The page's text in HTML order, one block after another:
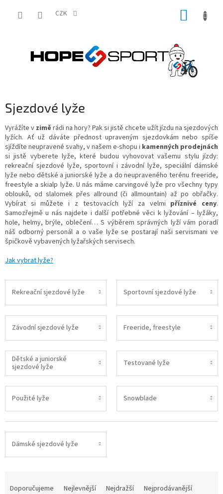
CZK
Sjezdové lyže
Vyrážíte v zimě rádi na hory? Pak si jistě chcete užít jízdu na sjezdových
lyžích. Ať už dáváte přednost upraveným sjezdovkám nebo spíše
sjíždíte neupravené svahy, v našem e-shopu i kamenných prodejnách
si jistě vyberete lyže, které budou vyhovovat vašemu stylu jízdy:
rekreační sjezdové lyže, sportovní i závodní lyže, speciální dámské
lyže nebo dětské a juniorské lyže a do neupraveného terénu freeride,
freestyle a skialp lyže. U nás máme carvingové lyže pro všechny typy
oblouků, od slalomek přes allround (či allmountain) až po obřačky.
Vybírat si můžete i z testovacích lyží za velmi příznivé ceny.
Samozřejmě u nás najdete i další potřebné věci k lyžování – lyžáky,
hole, helmy, brýle, oblečení… S výběrem správných lyží vám poradí
náš odborný personál a o vaše lyže se postarají naši servismani ve
špičkově vybavených lyžařských servisech.
Jak vybrat lyže?
Rekreační sjezdové lyže Sportovní sjezdové lyže
Závodní sjezdové lyže Freeride, freestyle
Dětské a juniorské
sjezdové lyže
Testované lyže
Použité lyže Snowblade
Dámské sjezdové lyže
Doporučujeme Nejlevnější Nejdražší
Nejprodávanější